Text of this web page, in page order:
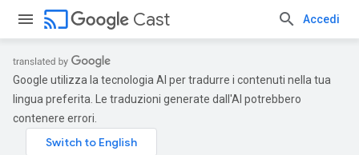
cast Cast Accedi
Google utilizza la tecnologia AI per tradurre i contenuti nella tua
lingua preferita. Le traduzioni generate dall'AI potrebbero
contenere errori.